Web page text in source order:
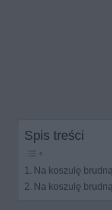
Spis treści
Na koszulę
Na koszulę